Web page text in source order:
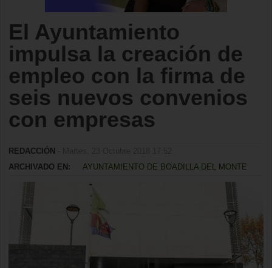
El Ayuntamiento
impulsa la creación de
empleo con la firma de
seis nuevos convenios
con empresas
REDACCIÓN
ARCHIVADO EN:
AYUNTAMIENTO DE BOADILLA DEL MONTE